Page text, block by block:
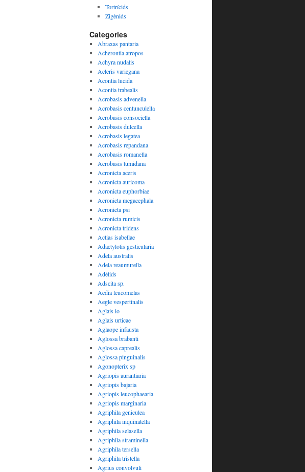
Tortrícids
Zigènids
Categories
Abraxas pantaria
Acherontia atropos
Achyra nudalis
Acleris variegana
Acontia lucida
Acontia trabealis
Acrobasis advenella
Acrobasis centunculella
Acrobasis consociella
Acrobasis dulcella
Acrobasis legatea
Acrobasis repandana
Acrobasis romanella
Acrobasis tumidana
Acronicta aceris
Acronicta auricoma
Acronicta euphorbiae
Acronicta megacephala
Acronicta psi
Acronicta rumicis
Acronicta tridens
Actias isabellae
Adactylotis gesticularia
Adela australis
Adela reaumurella
Adèlids
Adscita sp.
Aedia leucomelas
Aegle vespertinalis
Aglais io
Aglais urticae
Aglaope infausta
Aglossa brabanti
Aglossa caprealis
Aglossa pinguinalis
Agonopterix sp
Agriopis aurantiaria
Agriopis bajaria
Agriopis leucophaearia
Agriopis marginaria
Agriphila geniculea
Agriphila inquinatella
Agriphila selasella
Agriphila straminella
Agriphila tersella
Agriphila tristella
Agrius convolvuli